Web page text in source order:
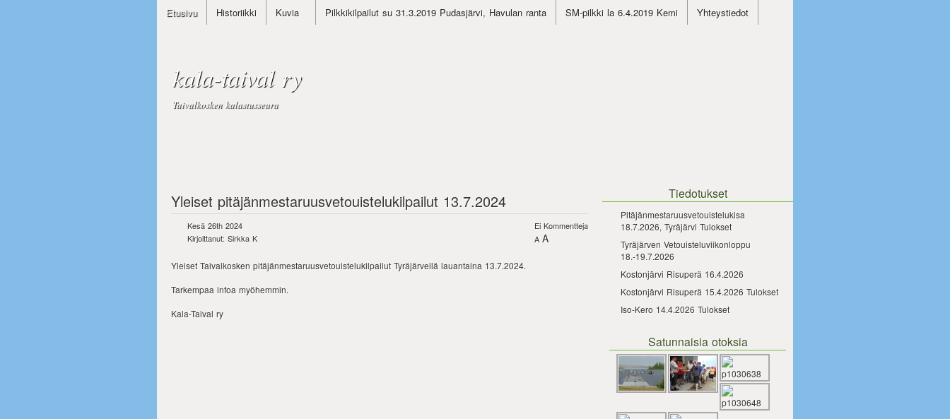
Etusivu Historiikki Kuvia Pilkkikilpailut su 31.3.2019 Pudasjärvi, Havulan ranta SM-pilkki la 6.4.2019 Kemi Yhteystiedot
kala-taival ry
Taivalkosken kalastusseura
Yleiset pitäjänmestaruusvetouistelukilpailut 13.7.2024
Kesä 26th 2024
Kirjoittanut: Sirkka K
Ei Kommentteja
A A
Yleiset Taivalkosken pitäjänmestaruusvetouistelukilpailut Tyräjärvellä lauantaina 13.7.2024.
Tarkempaa infoa myöhemmin.
Kala-Taival ry
Tiedotukset
Pitäjänmestaruusvetouistelukisa
18.7.2026, Tyräjärvi Tulokset
Tyräjärven Vetouisteluviikonloppu
18.-19.7.2026
Kostonjärvi Risuperä 16.4.2026
Kostonjärvi Risuperä 15.4.2026 Tulokset
Iso-Kero 14.4.2026 Tulokset
Satunnaisia otoksia